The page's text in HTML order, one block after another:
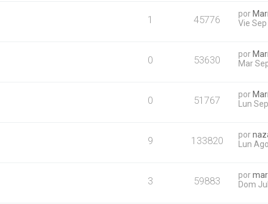
1 45776 por
Vie
0 53630 por
Mar
0 51767 por
Lun
9 133820 por
Lun
3 59883 por
Dom